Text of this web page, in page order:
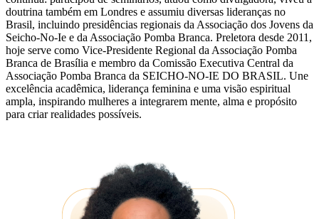
doutrina também em Londres e assumiu diversas lideranças no
Brasil, incluindo presidências regionais da Associação dos Jovens da
Seicho-No-Ie e da Associação Pomba Branca. Preletora desde 2011,
hoje serve como Vice-Presidente Regional da Associação Pomba
Branca de Brasília e membro da Comissão Executiva Central da
Associação Pomba Branca da SEICHO-NO-IE DO BRASIL. Une
excelência acadêmica, liderança feminina e uma visão espiritual
ampla, inspirando mulheres a integrarem mente, alma e propósito
para criar realidades possíveis.